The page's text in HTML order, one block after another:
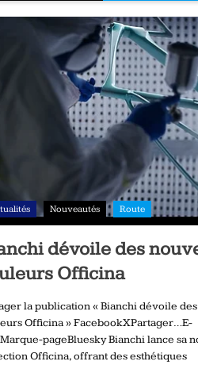
Nouveautés Route
dévoile des
Officina
la publication « Bianchi dévoile
Officina » FacebookXPartager…E-
pageBluesky Bianchi lance sa
Officina, offrant des esthétiques